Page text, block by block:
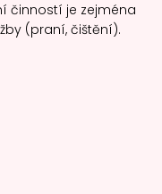
činností je zejména
(praní, čištění).